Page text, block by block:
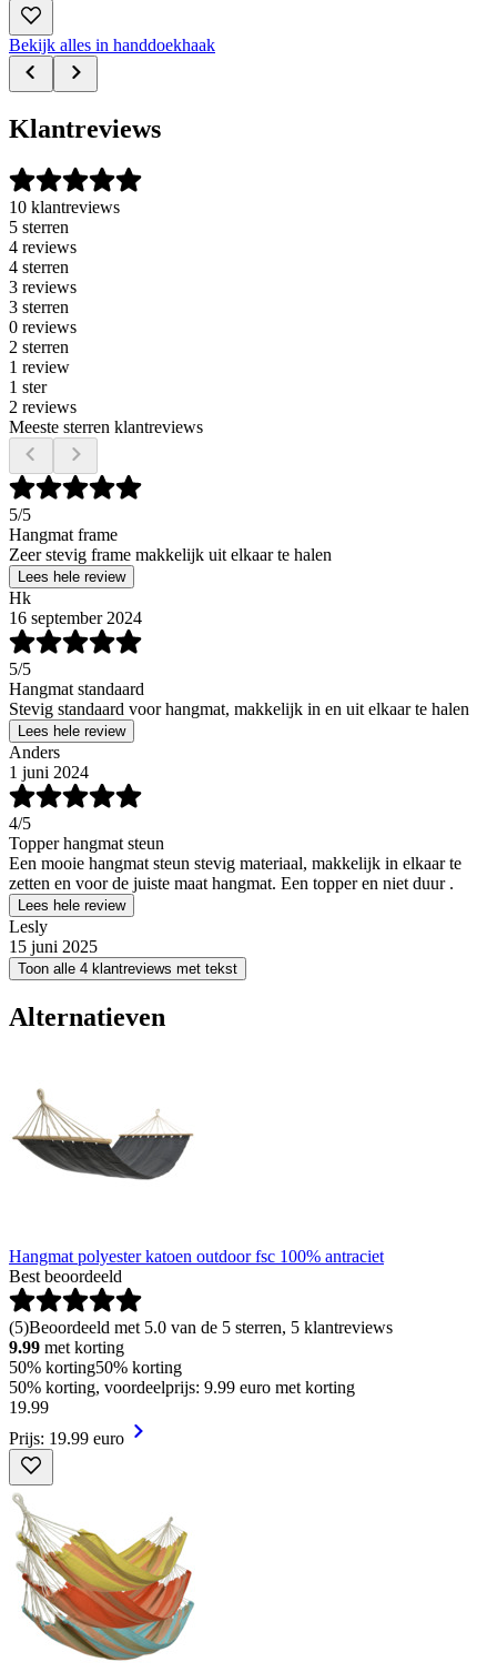
Bekijk alles in handdoekhaak
Klantreviews
10 klantreviews
5 sterren
4 reviews
4 sterren
3 reviews
3 sterren
0 reviews
2 sterren
1 review
1 ster
2 reviews
Meeste sterren klantreviews
5/5
Hangmat frame
Zeer stevig frame makkelijk uit elkaar te halen
Lees hele review
Hk
16 september 2024
5/5
Hangmat standaard
Stevig standaard voor hangmat, makkelijk in en uit elkaar te halen
Lees hele review
Anders
1 juni 2024
4/5
Topper hangmat steun
Een mooie hangmat steun stevig materiaal, makkelijk in elkaar te
zetten en voor de juiste maat hangmat. Een topper en niet duur .
Lees hele review
Lesly
15 juni 2025
Toon alle 4 klantreviews met tekst
Alternatieven
Hangmat polyester katoen outdoor fsc 100% antraciet
Best beoordeeld
(5)Beoordeeld met 5.0 van de 5 sterren, 5 klantreviews
9.99 met korting
50% korting50% korting
50% korting, voordeelprijs: 9.99 euro met korting
19.99
Prijs: 19.99 euro